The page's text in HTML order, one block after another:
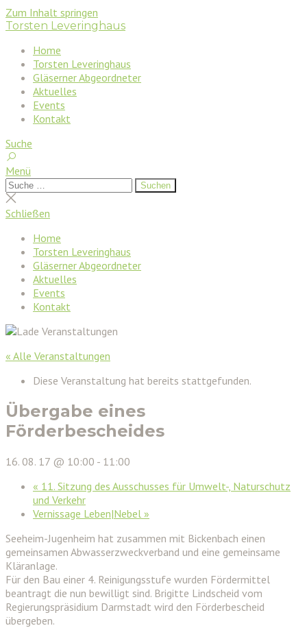
Zum Inhalt springen
Torsten Leveringhaus
Home
Torsten Leveringhaus
Gläserner Abgeordneter
Aktuelles
Events
Kontakt
Suche
Menü
Suchen
nach:
Suchen
Suche
schließen
Schließen
Home
Torsten Leveringhaus
Gläserner Abgeordneter
Aktuelles
Events
Kontakt
« Alle Veranstaltungen
Diese Veranstaltung hat bereits stattgefunden.
Übergabe eines
Förderbescheides
16. 08. 17 @ 10:00 - 11:00
« 11. Sitzung des Ausschusses für Umwelt-, Naturschutz
und Verkehr
Vernissage Leben|Nebel »
Seeheim-Jugenheim hat zusammen mit Bickenbach einen
gemeinsamen Abwasserzweckverband und eine gemeinsame
Kläranlage.
Für den Bau einer 4. Reinigungsstufe wurden Fördermittel
beantragt die nun bewilligt sind. Brigitte Lindscheid vom
Regierungspräsidium Darmstadt wird den Förderbescheid
übergeben.